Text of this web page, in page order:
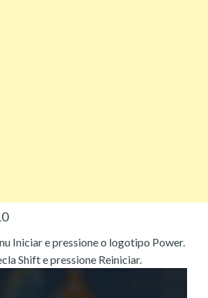
Iniciar e pressione o logotipo Power.
Shift e pressione Reiniciar.